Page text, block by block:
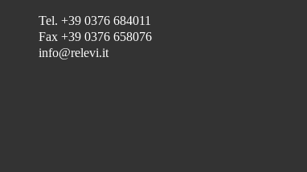
Tel. +39 0376 684011
Fax +39 0376 658076
info@relevi.it